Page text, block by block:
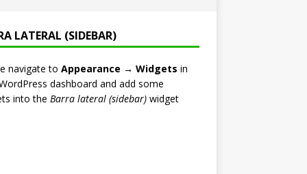
LATERAL (SIDEBAR)
navigate to Appearance → Widgets in
dashboard and add some
into the Barra lateral (sidebar)widget